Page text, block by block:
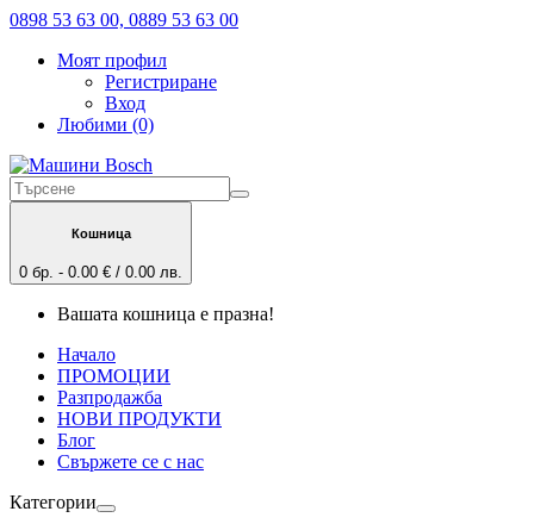
0898 53 63 00, 0889 53 63 00
Моят профил
Регистриране
Вход
Любими (0)
Кошница
0 бр. - 0.00 € / 0.00 лв.
Вашата кошница е празна!
Начало
ПРОМОЦИИ
Разпродажба
НОВИ ПРОДУКТИ
Блог
Свържете се с нас
Категории